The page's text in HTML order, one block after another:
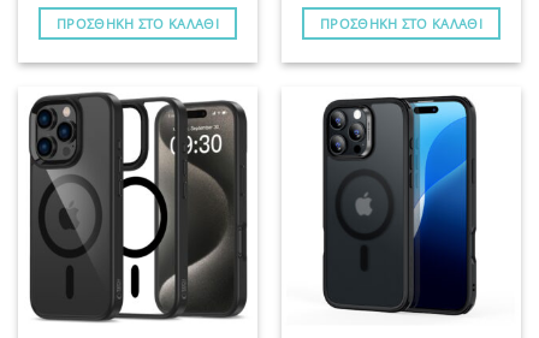
ΠΡΟΣΘΉΚΗ ΣΤΟ ΚΑΛΆΘΙ ΠΡΟΣΘΉΚΗ ΣΤΟ ΚΑΛΆΘΙ